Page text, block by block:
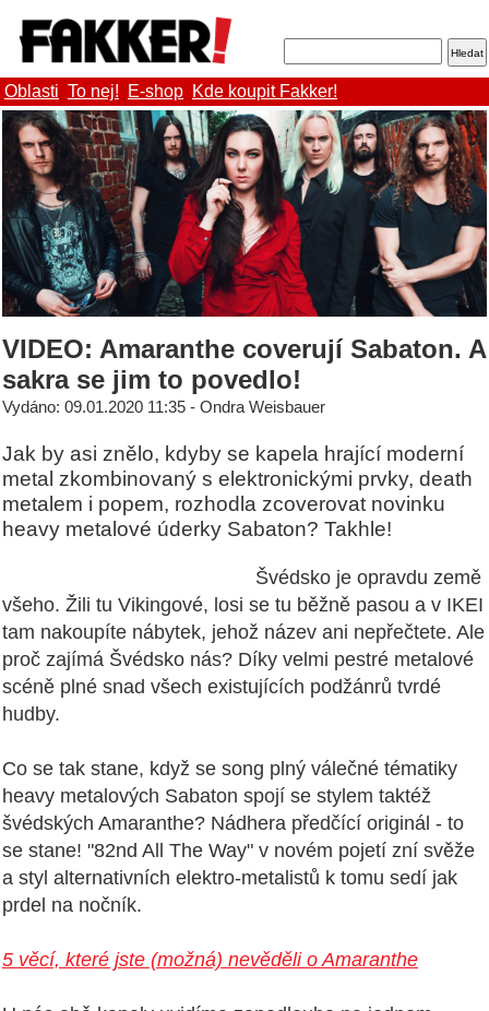
Oblasti To nej! E-shop Kde koupit Fakker!
VIDEO: Amaranthe coverují Sabaton. A
sakra se jim to povedlo!
Vydáno: 09.01.2020 11:35 - Ondra Weisbauer
Jak by asi znělo, kdyby se kapela hrající moderní
metal zkombinovaný s elektronickými prvky, death
metalem i popem, rozhodla zcoverovat novinku
heavy metalové úderky Sabaton? Takhle!
Švédsko je opravdu země
všeho. Žili tu Vikingové, losi se tu běžně pasou a v IKEI
tam nakoupíte nábytek, jehož název ani nepřečtete. Ale
proč zajímá Švédsko nás? Díky velmi pestré metalové
scéně plné snad všech existujících podžánrů tvrdé
hudby.
Co se tak stane, když se song plný válečné tématiky
heavy metalových Sabaton spojí se stylem taktéž
švédských Amaranthe? Nádhera předčící originál - to
se stane! "82nd All The Way" v novém pojetí zní svěže
a styl alternativních elektro-metalistů k tomu sedí jak
prdel na nočník.
5 věcí, které jste (možná) nevěděli o Amaranthe